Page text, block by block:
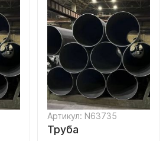
Артикул: N63735
Труба